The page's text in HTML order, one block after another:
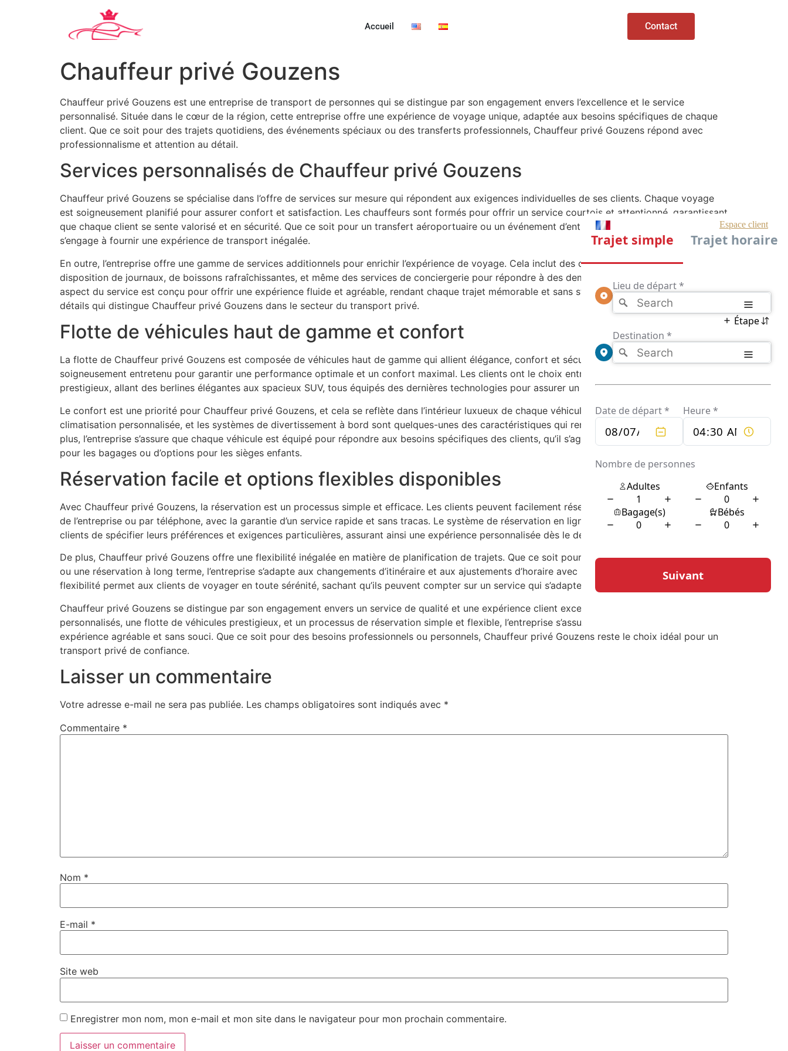
Accueil Contact
Chauffeur privé Gouzens
Chauffeur privé Gouzens est une entreprise de transport de personnes qui se distingue par son engagement envers l’excellence et le service
personnalisé. Située dans le cœur de la région, cette entreprise offre une expérience de voyage unique, adaptée aux besoins spécifiques de chaque
client. Que ce soit pour des trajets quotidiens, des événements spéciaux ou des transferts professionnels, Chauffeur privé Gouzens répond avec
professionnalisme et attention au détail.
Services personnalisés de Chauffeur privé Gouzens
Chauffeur privé Gouzens se spécialise dans l’offre de services sur mesure qui répondent aux exigences individuelles de ses clients. Chaque voyage
est soigneusement planifié pour assurer confort et satisfaction. Les chauffeurs sont formés pour offrir un service courtois et attentionné, garantissant
que chaque client se sente valorisé et en sécurité. Que ce soit pour un transfert aéroportuaire ou un événement d’entreprise, Chauffeur privé Gouzens
s’engage à fournir une expérience de transport inégalée.
En outre, l’entreprise offre une gamme de services additionnels pour enrichir l’expérience de voyage. Cela inclut des options comme la mise à
disposition de journaux, de boissons rafraîchissantes, et même des services de conciergerie pour répondre à des demandes spécifiques. Chaque
aspect du service est conçu pour offrir une expérience fluide et agréable, rendant chaque trajet mémorable et sans stress. C’est cette attention aux
détails qui distingue Chauffeur privé Gouzens dans le secteur du transport privé.
Flotte de véhicules haut de gamme et confort
La flotte de Chauffeur privé Gouzens est composée de véhicules haut de gamme qui allient élégance, confort et sécurité. Chaque véhicule est
soigneusement entretenu pour garantir une performance optimale et un confort maximal. Les clients ont le choix entre une variété de modèles
prestigieux, allant des berlines élégantes aux spacieux SUV, tous équipés des dernières technologies pour assurer un voyage agréable et sécurisé.
Le confort est une priorité pour Chauffeur privé Gouzens, et cela se reflète dans l’intérieur luxueux de chaque véhicule. Les sièges en cuir, la
climatisation personnalisée, et les systèmes de divertissement à bord sont quelques-unes des caractéristiques qui rendent chaque trajet plaisant. De
plus, l’entreprise s’assure que chaque véhicule est équipé pour répondre aux besoins spécifiques des clients, qu’il s’agisse d’un espace supplémentaire
pour les bagages ou d’options pour les sièges enfants.
Réservation facile et options flexibles disponibles
Avec Chauffeur privé Gouzens, la réservation est un processus simple et efficace. Les clients peuvent facilement réserver leurs trajets via le site web
de l’entreprise ou par téléphone, avec la garantie d’un service rapide et sans tracas. Le système de réservation en ligne est convivial et permet aux
clients de spécifier leurs préférences et exigences particulières, assurant ainsi une expérience personnalisée dès le début.
De plus, Chauffeur privé Gouzens offre une flexibilité inégalée en matière de planification de trajets. Que ce soit pour un voyage de dernière minute
ou une réservation à long terme, l’entreprise s’adapte aux changements d’itinéraire et aux ajustements d’horaire avec professionnalisme. Cette
flexibilité permet aux clients de voyager en toute sérénité, sachant qu’ils peuvent compter sur un service qui s’adapte à leurs besoins spécifiques.
Chauffeur privé Gouzens se distingue par son engagement envers un service de qualité et une expérience client exceptionnelle. Avec des services
personnalisés, une flotte de véhicules prestigieux, et un processus de réservation simple et flexible, l’entreprise s’assure que chaque trajet est une
expérience agréable et sans souci. Que ce soit pour des besoins professionnels ou personnels, Chauffeur privé Gouzens reste le choix idéal pour un
transport privé de confiance.
Laisser un commentaire
Votre adresse e-mail ne sera pas publiée. Les champs obligatoires sont indiqués avec *
Commentaire *
Nom *
E-mail *
Site web
Enregistrer mon nom, mon e-mail et mon site dans le navigateur pour mon prochain commentaire.